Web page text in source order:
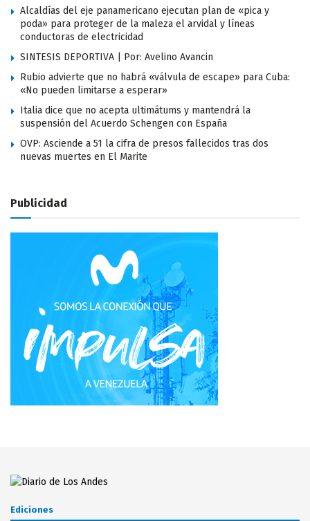
Alcaldías del eje panamericano ejecutan plan de «pica y
poda» para proteger de la maleza el arvidal y líneas
conductoras de electricidad
SINTESIS DEPORTIVA | Por: Avelino Avancin
Rubio advierte que no habrá «válvula de escape» para Cuba:
«No pueden limitarse a esperar»
Italia dice que no acepta ultimátums y mantendrá la
suspensión del Acuerdo Schengen con España
OVP: Asciende a 51 la cifra de presos fallecidos tras dos
nuevas muertes en El Marite
Publicidad
Ediciones